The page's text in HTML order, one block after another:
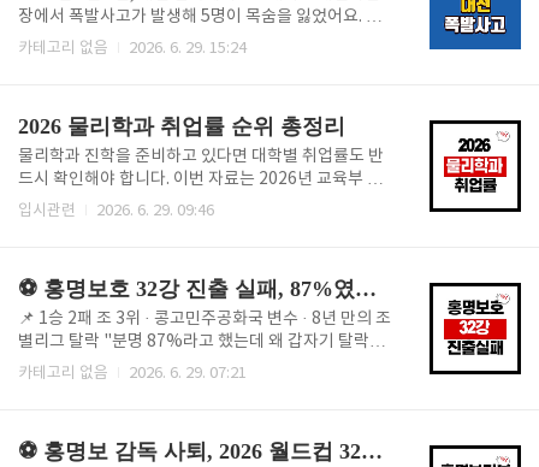
일), 광복절(8월 15일), 개천절(10월 3일)이 일요일과
겹쳐서, 실질적인 관공서 공휴일은 72일로 줄어들어요.
여기에 토요일 52일을 더하면 주 5일제 기관의 휴일은
장에서 폭발사고가 발생해 5명이 목숨을 잃었어요. 같
은 사업장에서 벌써 세 번째 발생한 대형 사고라 더 많
오전 11시경, 대전 유성구에 있는 한화에어로스페이스
대전사업장 56동 세척공실에서 발생했어요. 이곳은 대
형 로켓 추진기관과 전술지대지 미사일 체계를 개발·생
산하는 보안시설로, 외부에서는 위치조차 쉽게 알기 어
려운 곳이에요.폭발과 함께 버섯구름 형태의 거대한 연
는 30건 넘는..
카테고리 없음 2026. 6. 29. 15:24
2026 물리학과 취업률 순위 총정리
물리학과 진학을 준비하고 있다면 대학별 취업률도 반
드시 확인해야 합니다. 이번 자료는 2026년 교육부 발
표(2024년 졸업생 기준)를 바탕으로 전국 주요 대학 물
취업률 TOP 대학 순위대학교학과취업률1동국대학교
물리학과81.3%공동 2위광주과학기술원(GIST)물리
과학과80.0%공동 2위숭실대학교물리학과80.0%공
동 2위KAIST물리학과80.0%5연세대학교물리학과7
5.0%6경희대학교응용물리학과72.2%7중앙대학교물
퍼스68.8%부산대학교..
입시관련 2026. 6. 29. 09:46
⚽ 홍명보호 32강 진출 실패, 87%였던 확률이 0%로 떨어진 이유
📌 1승 2패 조 3위 · 콩고민주공화국 변수 · 8년 만의 조
별리그 탈락 "분명 87%라고 했는데 왜 갑자기 탈락이
지?" 며칠 사이에 확률이 급락하면서 어리둥절하셨던
정확히 어떤 흐름으로 이렇게 된 건지 정리해드릴게요!
카테고리 없음 2026. 6. 29. 07:21
⚽ 홍명보 감독 사퇴, 2026 월드컵 32강 탈락 책임지고 전격 사임